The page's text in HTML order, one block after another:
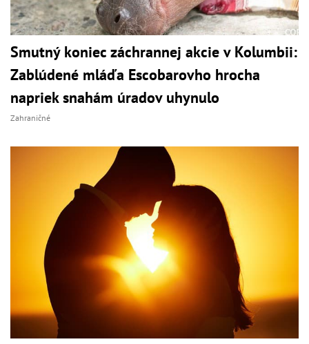
Smutný koniec záchrannej akcie v Kolumbii:
Zablúdené mláďa Escobarovho hrocha
napriek snahám úradov uhynulo
Zahraničné